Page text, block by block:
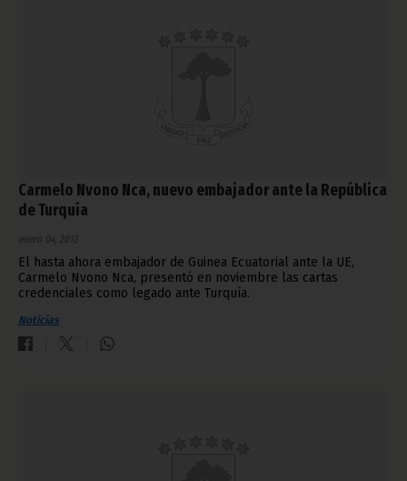
Carmelo Nvono Nca, nuevo embajador ante la República
de Turquía
enero 04, 2013
El hasta ahora embajador de Guinea Ecuatorial ante la UE,
Carmelo Nvono Nca, presentó en noviembre las cartas
credenciales como legado ante Turquía.
Noticias